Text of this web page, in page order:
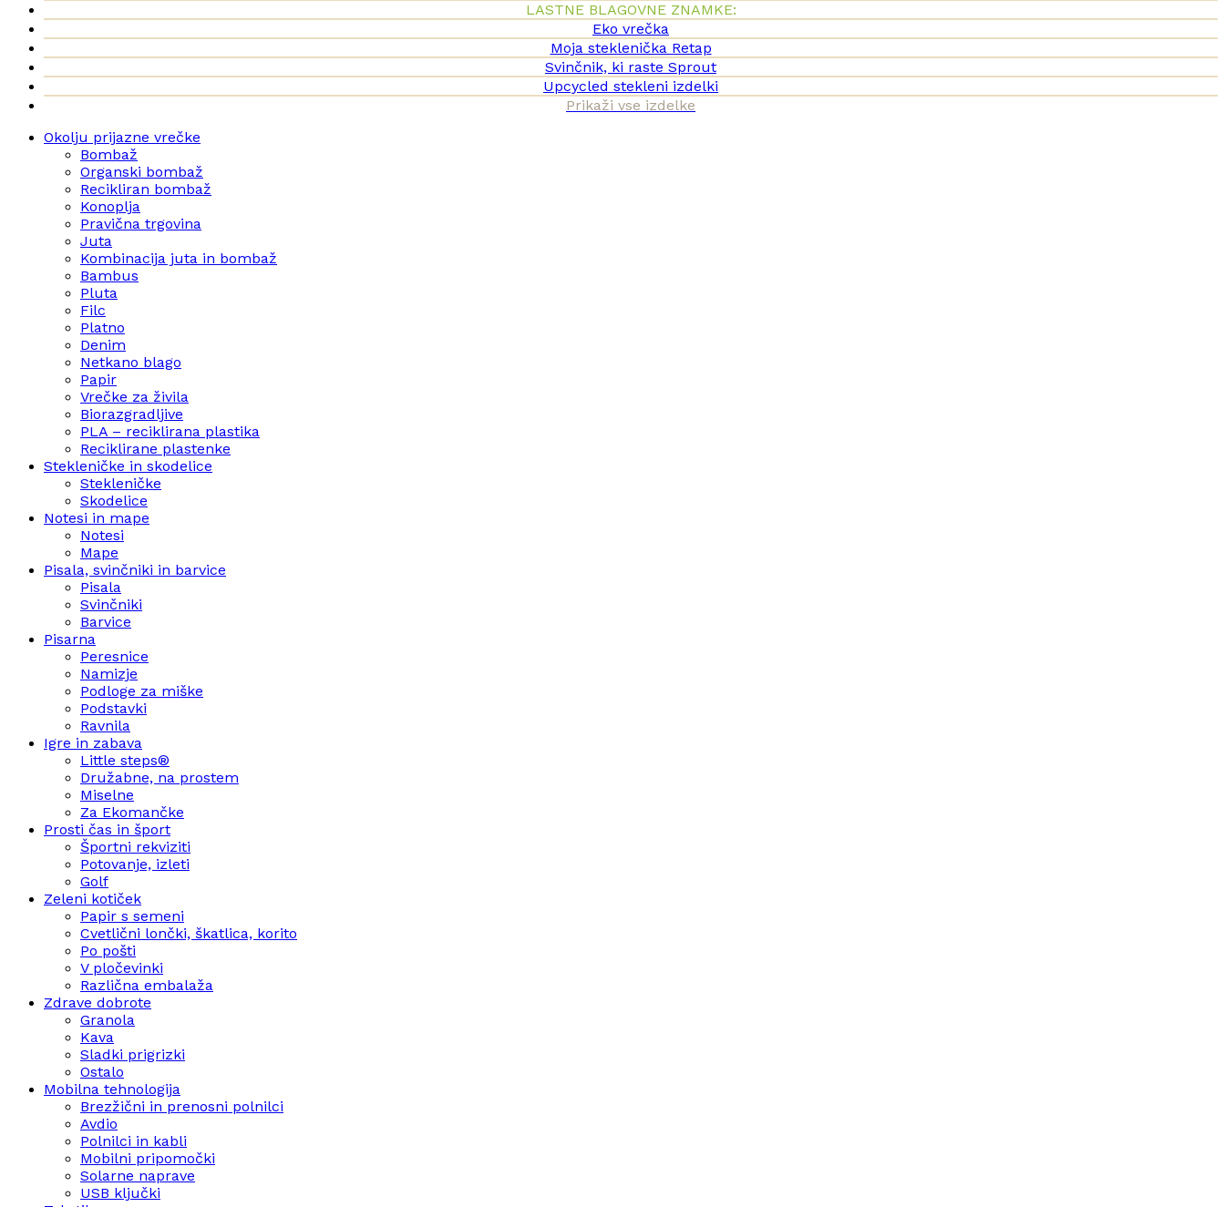
LASTNE BLAGOVNE ZNAMKE:
Eko vrečka
Moja steklenička Retap
Svinčnik, ki raste Sprout
Upcycled stekleni izdelki
Prikaži vse izdelke
Okolju prijazne vrečke
Bombaž
Organski bombaž
Recikliran bombaž
Konoplja
Pravična trgovina
Juta
Kombinacija juta in bombaž
Bambus
Pluta
Filc
Platno
Denim
Netkano blago
Papir
Vrečke za živila
Biorazgradljive
PLA – reciklirana plastika
Reciklirane plastenke
Stekleničke in skodelice
Stekleničke
Skodelice
Notesi in mape
Notesi
Mape
Pisala, svinčniki in barvice
Pisala
Svinčniki
Barvice
Pisarna
Peresnice
Namizje
Podloge za miške
Podstavki
Ravnila
Igre in zabava
Little steps®
Družabne, na prostem
Miselne
Za Ekomančke
Prosti čas in šport
Športni rekviziti
Potovanje, izleti
Golf
Zeleni kotiček
Papir s semeni
Cvetlični lončki, škatlica, korito
Po pošti
V pločevinki
Različna embalaža
Zdrave dobrote
Granola
Kava
Sladki prigrizki
Ostalo
Mobilna tehnologija
Brezžični in prenosni polnilci
Avdio
Polnilci in kabli
Mobilni pripomočki
Solarne naprave
USB ključki